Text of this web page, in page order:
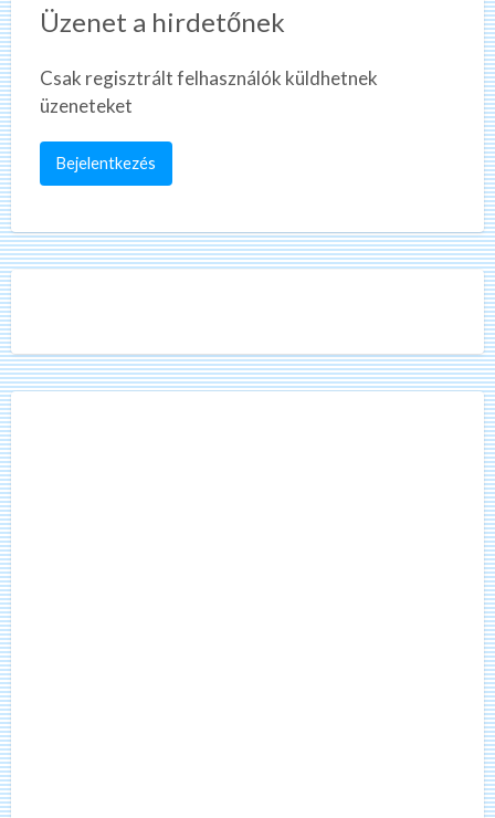
Üzenet a hirdetőnek
Csak regisztrált felhasználók küldhetnek
üzeneteket
Bejelentkezés